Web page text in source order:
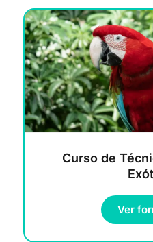
Curso de
Ver